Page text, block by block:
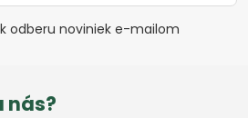
odberu noviniek e-mailom
nás?